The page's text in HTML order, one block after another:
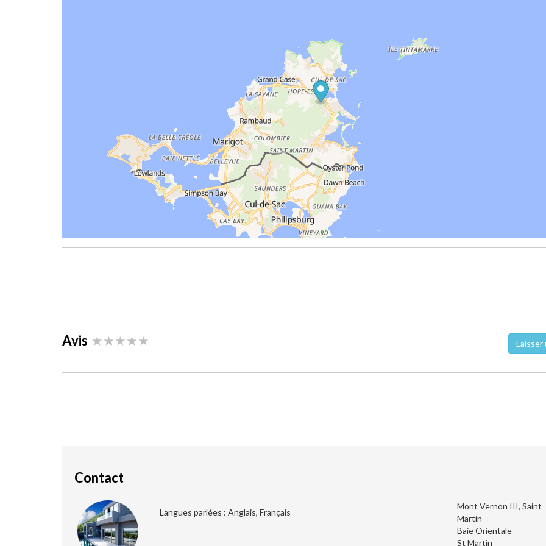
Avis Laisser
Contact
Langues parlées : Anglais, Français
Mont Vernon III, Saint
Martin
Baie Orientale
St Martin